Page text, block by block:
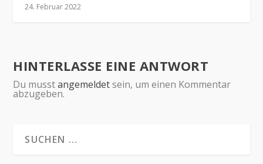
24. Februar 2022
HINTERLASSE EINE ANTWORT
Du musstangemeldetsein, um einen Kommentar
abzugeben.